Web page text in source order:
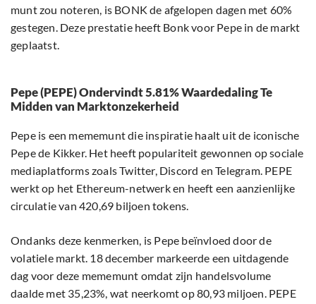
munt zou noteren, is BONK de afgelopen dagen met 60%
gestegen. Deze prestatie heeft Bonk voor Pepe in de markt
geplaatst.
Pepe (PEPE) Ondervindt 5.81% Waardedaling Te
Midden van Marktonzekerheid
Pepe is een mememunt die inspiratie haalt uit de iconische
Pepe de Kikker. Het heeft populariteit gewonnen op sociale
mediaplatforms zoals Twitter, Discord en Telegram. PEPE
werkt op het Ethereum-netwerk en heeft een aanzienlijke
circulatie van 420,69 biljoen tokens.
Ondanks deze kenmerken, is Pepe beïnvloed door de
volatiele markt. 18 december markeerde een uitdagende
dag voor deze mememunt omdat zijn handelsvolume
daalde met 35,23%, wat neerkomt op 80,93 miljoen. PEPE